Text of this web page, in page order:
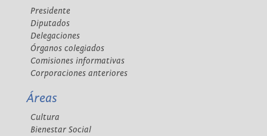
Presidente
Diputados
Delegaciones
Órganos colegiados
Comisiones informativas
Corporaciones anteriores
Áreas
Cultura
Bienestar Social